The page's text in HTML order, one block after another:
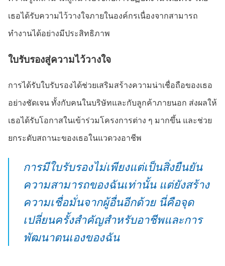
เธอได้รับความไว้วางใจภายในองค์กรเนื่องจากสามารถ
ทำงานได้อย่างมีประสิทธิภาพ
ใบรับรองสู่ความไว้วางใจ
การได้รับใบรับรองได้ช่วยเสริมสร้างความน่าเชื่อถือของเธอ
อย่างชัดเจน ทั้งกับคนในบริษัทและกับลูกค้าภายนอก ส่งผลให้
เธอได้รับโอกาสในเข้าร่วมโครงการต่าง ๆ มากขึ้น และช่วย
ยกระดับสถานะของเธอในแวดวงอาชีพ
การมีใบรับรองไม่เพียงแต่เป็นสิ่งยืนยัน
ความสามารถของฉันเท่านั้น แต่ยังสร้าง
ความเชื่อมั่นจากผู้อื่นอีกด้วย นี่คือจุด
เปลี่ยนครั้งสำคัญสำหรับอาชีพและการ
พัฒนาตนเองของฉัน